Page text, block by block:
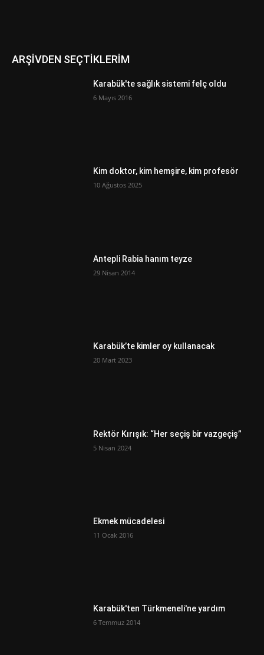
ARŞİVDEN SEÇTİKLERİM
Karabük'te sağlık sistemi felç oldu
6 Mayıs 2016
Kim doktor, kim hemşire, kim profesör
10 Ağustos 2025
Antepli Rabia hanım teyze
29 Nisan 2014
Karabük’te kimler oy kullanacak
20 Mart 2023
Rektör Kırışık: “Her seçiş bir vazgeçiş”
5 Nisan 2024
Ekmek mücadelesi
11 Ocak 2016
Karabük'ten Türkmeneli'ne yardım
6 Temmuz 2014